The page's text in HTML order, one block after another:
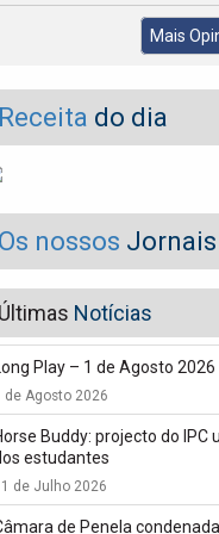
Mais
do dia
nossos Jornais
Notícias
Play – 1 de Agosto 2026
de Agosto 2026
Buddy: projecto do
estudantes
de Julho 2026
de Penela